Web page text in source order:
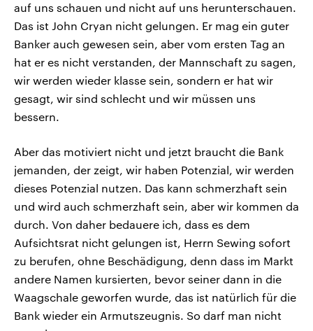
auf uns schauen und nicht auf uns herunterschauen.
Das ist John Cryan nicht gelungen. Er mag ein guter
Banker auch gewesen sein, aber vom ersten Tag an
hat er es nicht verstanden, der Mannschaft zu sagen,
wir werden wieder klasse sein, sondern er hat wir
gesagt, wir sind schlecht und wir müssen uns
bessern.
Aber das motiviert nicht und jetzt braucht die Bank
jemanden, der zeigt, wir haben Potenzial, wir werden
dieses Potenzial nutzen. Das kann schmerzhaft sein
und wird auch schmerzhaft sein, aber wir kommen da
durch. Von daher bedauere ich, dass es dem
Aufsichtsrat nicht gelungen ist, Herrn Sewing sofort
zu berufen, ohne Beschädigung, denn dass im Markt
andere Namen kursierten, bevor seiner dann in die
Waagschale geworfen wurde, das ist natürlich für die
Bank wieder ein Armutszeugnis. So darf man nicht